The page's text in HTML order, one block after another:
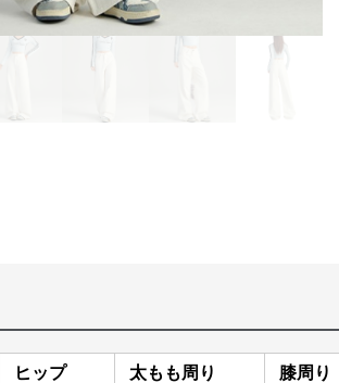
ヒップ
太もも周り
膝周り